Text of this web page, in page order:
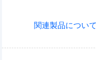
関連製品につい